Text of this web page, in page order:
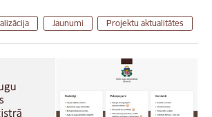
Jaunumi Projektu aktualitātes